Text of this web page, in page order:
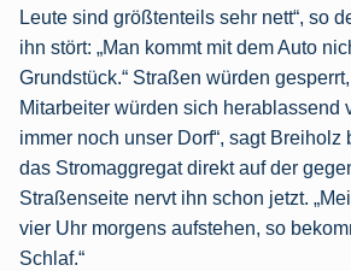
Leute sind größtenteils sehr nett“, so
ihn stört: „Man kommt mit dem Auto
Grundstück.“ Straßen würden
Mitarbeiter würden sich herablassend
immer noch unser Dorf“, sagt Breiholz
das Stromaggregat direkt auf der
Straßenseite nervt ihn schon jetzt.
vier Uhr morgens aufstehen, so
Schlaf.“